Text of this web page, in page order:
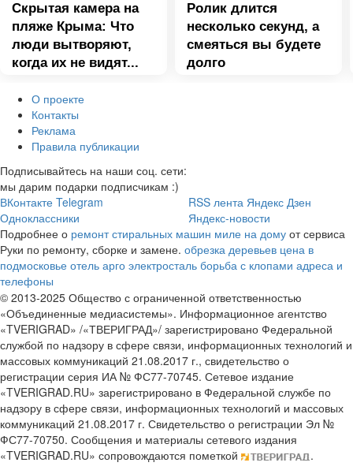
Скрытая камера на
пляже Крыма: Что
люди вытворяют,
когда их не видят...
Ролик длится
несколько секунд, а
смеяться вы будете
долго
О проекте
Контакты
Реклама
Правила публикации
Подписывайтесь на наши соц. сети:
мы дарим подарки подписчикам :)
ВКонтакте Telegram
Одноклассники
RSS лента Яндекс Дзен
Яндекс-новости
Подробнее о ремонт стиральных машин миле на дому от сервиса
Руки по ремонту, сборке и замене. обрезка деревьев цена в
подмосковье отель арго электросталь борьба с клопами адреса и
телефоны
© 2013-2025 Общество с ограниченной ответственностью
«Объединенные медиасистемы». Информационное агентство
«TVERIGRAD» /«ТВЕРИГРАД»/ зарегистрировано Федеральной
службой по надзору в сфере связи, информационных технологий и
массовых коммуникаций 21.08.2017 г., свидетельство о
регистрации серия ИА № ФС77-70745. Сетевое издание
«TVERIGRAD.RU» зарегистрировано в Федеральной службе по
надзору в сфере связи, информационных технологий и массовых
коммуникаций 21.08.2017 г. Свидетельство о регистрации Эл №
ФС77-70750. Сообщения и материалы сетевого издания
«TVERIGRAD.RU» сопровождаются пометкой
.